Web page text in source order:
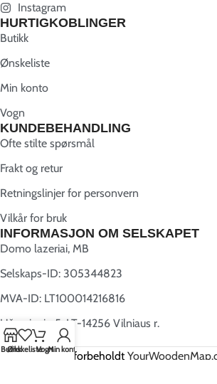
Instagram
HURTIGKOBLINGER
Butikk
Ønskeliste
Min konto
Vogn
KUNDEBEHANDLING
Ofte stilte spørsmål
Frakt og retur
Retningslinjer for personvern
Vilkår for bruk
INFORMASJON OM SELSKAPET
Domo lazeriai, MB
Selskaps-ID: 305344823
MVA-ID: LT100014216816
Užugriovio 5, LT-14256 Vilniaus r.
Alle rettigheter forbeholdt
Butikk
ØnskelisteVognMin konto